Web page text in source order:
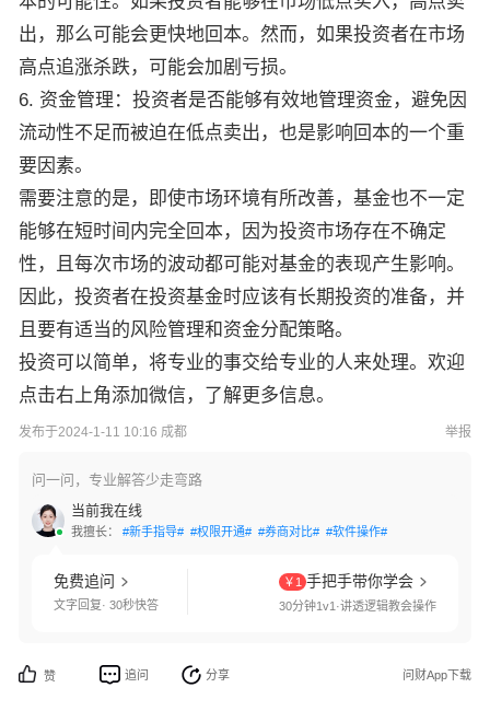
出，那么可能会更快地回本。然而，如果投资者在市场
高点追涨杀跌，可能会加剧亏损。
6. 资金管理：投资者是否能够有效地管理资金，避免因
流动性不足而被迫在低点卖出，也是影响回本的一个重
要因素。
需要注意的是，即使市场环境有所改善，基金也不一定
能够在短时间内完全回本，因为投资市场存在不确定
性，且每次市场的波动都可能对基金的表现产生影响。
因此，投资者在投资基金时应该有长期投资的准备，并
且要有适当的风险管理和资金分配策略。
投资可以简单，将专业的事交给专业的人来处理。欢迎
点击右上角添加微信，了解更多信息。
发布于2024-1-11 10:16 成都 举报
问一问，专业解答少走弯路
当前我在线
我擅长： #新手指导# #权限开通# #券商对比# #软件操作#
免费追问
文字回复· 30秒快答
￥1 手把手带你学会
30分钟1v1·讲透逻辑教会操作
赞 追问 分享 问财App下载